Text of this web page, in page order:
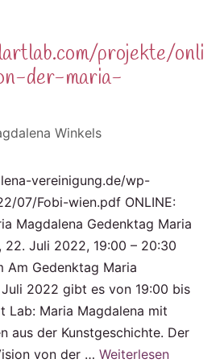
projekte/onli
der-maria-
Winkels
vereinigung.de/wp-
07/Fobi-wien.pdf ONLINE:
Magdalena Gedenktag Maria
22. Juli 2022, 19:00 – 20:30
Am Gedenktag Maria
2022 gibt es von 19:00 bis
Lab: Maria Magdalena mit
aus der Kunstgeschichte. Der
von der … Weiterlesen